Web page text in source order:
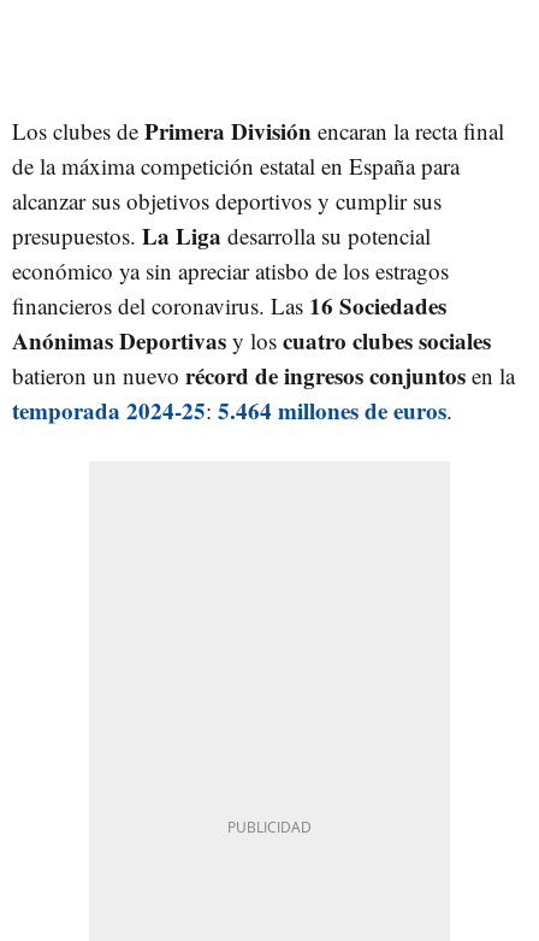
Los clubes de Primera División encaran la recta final
de la máxima competición estatal en España para
alcanzar sus objetivos deportivos y cumplir sus
presupuestos. La Liga desarrolla su potencial
económico ya sin apreciar atisbo de los estragos
financieros del coronavirus. Las 16 Sociedades
Anónimas Deportivas y los cuatro clubes sociales
batieron un nuevo récord de ingresos conjuntos en la
temporada 2024-25: 5.464 millones de euros.